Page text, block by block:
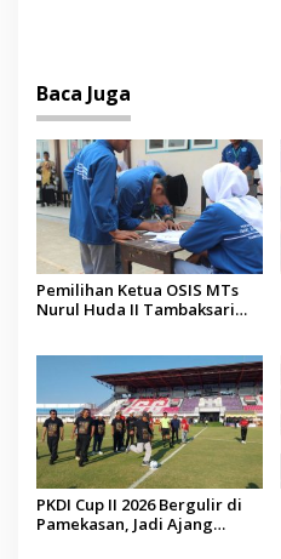
Baca Juga
Pemilihan Ketua OSIS MTs
Nurul Huda II Tambaksari
PKDI Cup II 2026 Bergulir di
Pamekasan, Jadi Ajang